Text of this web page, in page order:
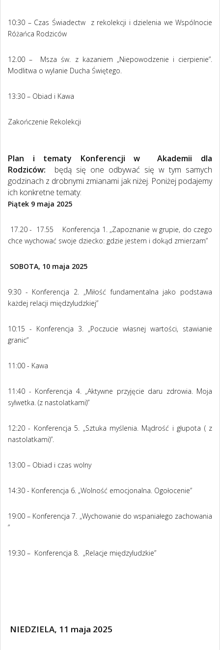
10:30 – Czas Świadectw z rekolekcji i dzielenia we Wspólnocie
Różańca Rodziców
12.00 – Msza św. z kazaniem „Niepowodzenie i cierpienie”.
Modlitwa o wylanie Ducha Świętego.
13:30 – Obiad i Kawa
Zakończenie Rekolekcji
Plan i tematy Konferencji w Akademii dla
Rodziców:
będą się one odbywać się w tym samych
godzinach z drobnymi zmianami jak niżej. Poniżej podajemy
ich konkretne tematy:
Piątek 9 maja 2025
17.20 - 17.55 Konferencja 1. „Zapoznanie w grupie, do czego
chce wychować swoje dziecko: gdzie jestem i dokąd zmierzam”
SOBOTA, 10 maja 2025
9:30 - Konferencja 2. „Miłość fundamentalna jako podstawa
każdej relacji międzyludzkiej”
10:15 - Konferencja 3. „Poczucie własnej wartości, stawianie
granic”
11:00 - Kawa
11:40 - Konferencja 4. „Aktywne przyjęcie daru zdrowia. Moja
sylwetka. (z nastolatkami)”
12:20 - Konferencja 5. „Sztuka myślenia. Mądrość i głupota ( z
nastolatkami)”.
13:00 – Obiad i czas wolny
14:30 - Konferencja 6. „Wolność emocjonalna. Ogołocenie”
19:00 – Konferencja 7. „Wychowanie do wspaniałego zachowania
”
19:30 – Konferencja 8. „Relacje międzyludzkie”
NIEDZIELA, 11 maja 2025